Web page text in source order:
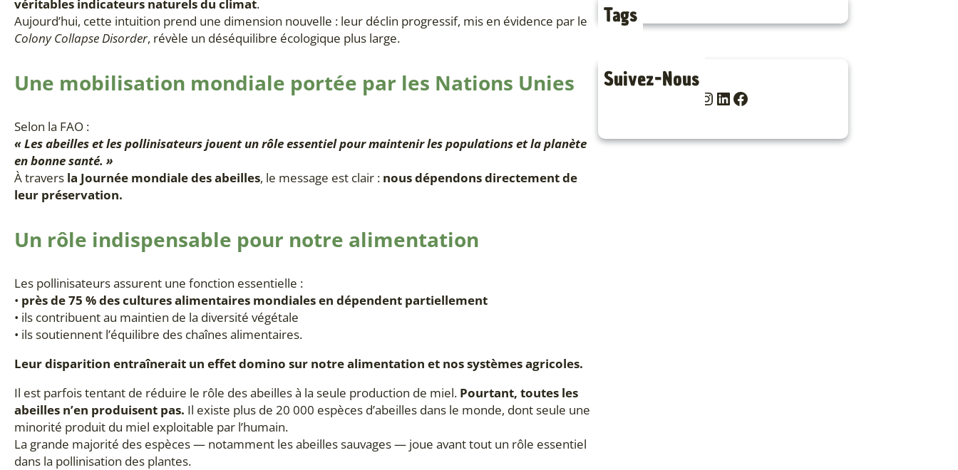
véritables indicateurs naturels du climat.
Aujourd’hui, cette intuition prend une dimension nouvelle : leur déclin progressif, mis en évidence par le
Colony Collapse Disorder, révèle un déséquilibre écologique plus large.
Une mobilisation mondiale portée par les Nations Unies
Selon la FAO :
« Les abeilles et les pollinisateurs jouent un rôle essentiel pour maintenir les populations et la planète
en bonne santé. »
À travers la Journée mondiale des abeilles, le message est clair : nous dépendons directement de
leur préservation.
Un rôle indispensable pour notre alimentation
Les pollinisateurs assurent une fonction essentielle :
• près de 75 % des cultures alimentaires mondiales en dépendent partiellement
• ils contribuent au maintien de la diversité végétale
• ils soutiennent l’équilibre des chaînes alimentaires.
Leur disparition entraînerait un effet domino sur notre alimentation et nos systèmes agricoles.
Il est parfois tentant de réduire le rôle des abeilles à la seule production de miel. Pourtant, toutes les
abeilles n’en produisent pas. Il existe plus de 20 000 espèces d’abeilles dans le monde, dont seule une
minorité produit du miel exploitable par l’humain.
La grande majorité des espèces — notamment les abeilles sauvages — joue avant tout un rôle essentiel
dans la pollinisation des plantes.
Tags
Suivez-Nous
InstagramLinkedIn Facebook